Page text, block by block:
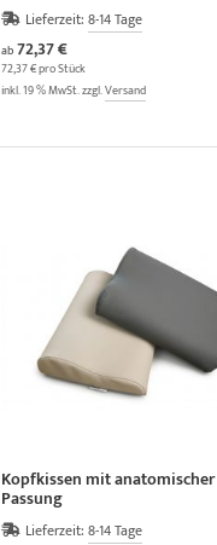
Lieferzeit:8-14 Tage
ab 72,37 €
72,37 € pro Stück
inkl. 19 % MwSt. zzgl.Versand
Kopfkissen mit anatomischer
Passung
Lieferzeit:8-14 Tage